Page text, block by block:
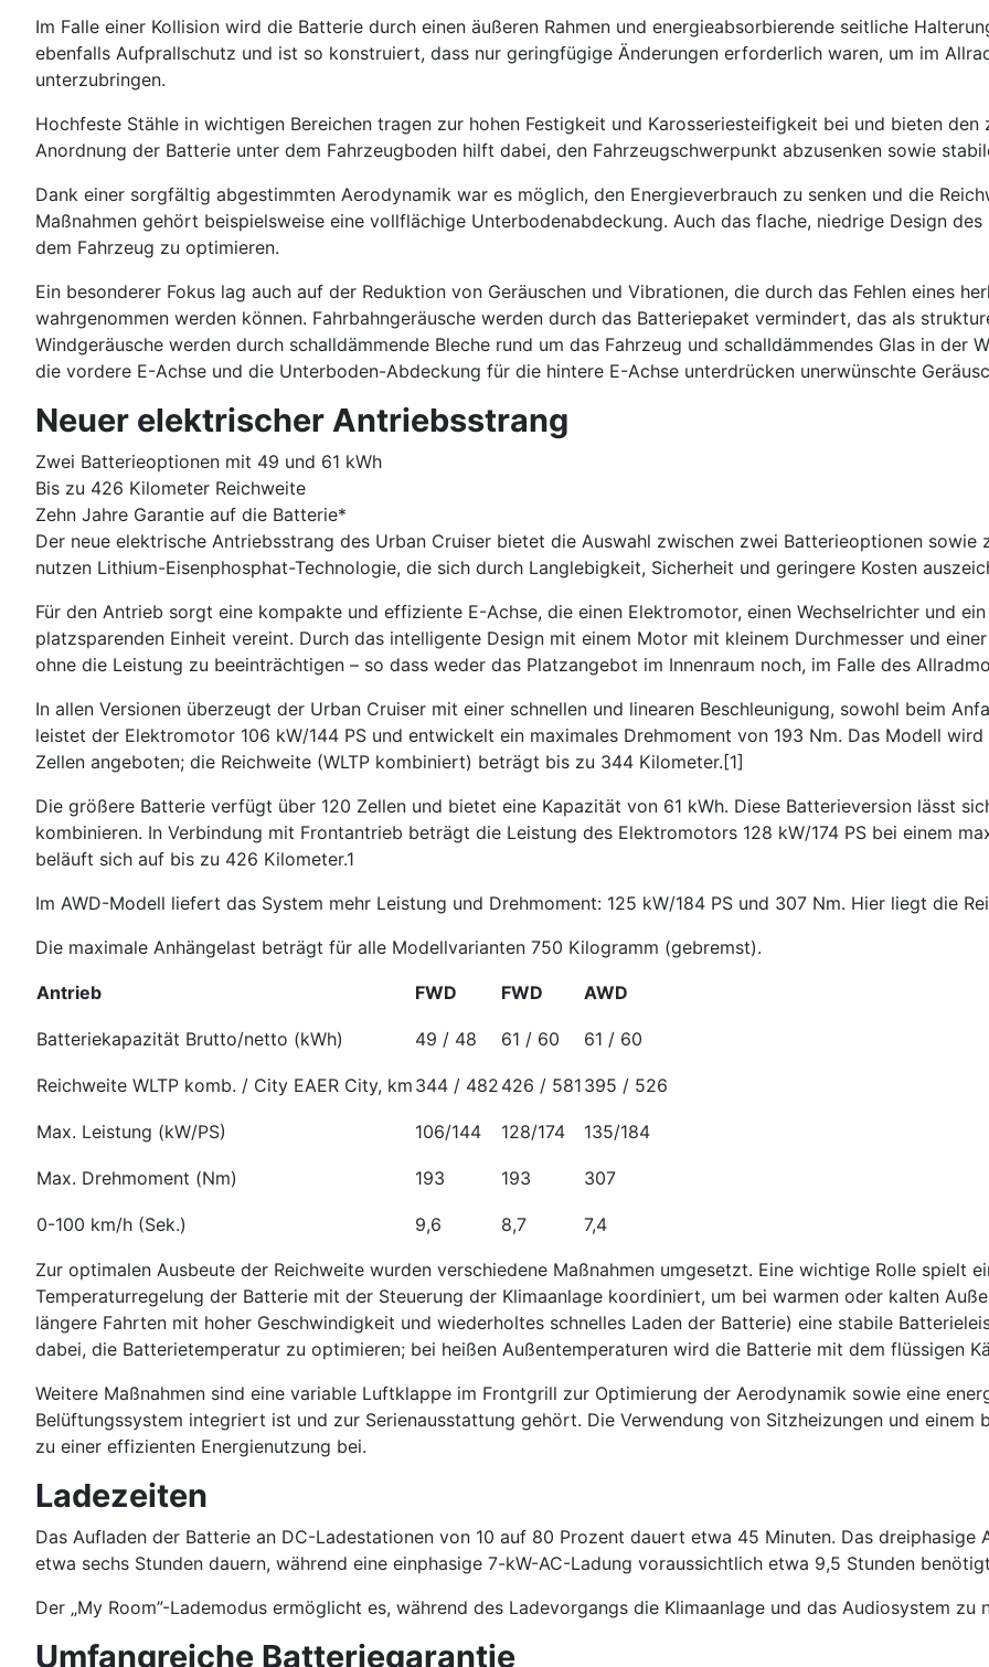
Im Falle einer Kollision wird die Batterie durch einen äußeren Rahmen und energieabsorbierende seitliche
ebenfalls Aufprallschutz und ist so konstruiert, dass nur geringfügige Änderungen erforderlich waren, um im
unterzubringen.
Hochfeste Stähle in wichtigen Bereichen tragen zur hohen Festigkeit und Karosseriesteifigkeit bei und bieten
Anordnung der Batterie unter dem Fahrzeugboden hilft dabei, den Fahrzeugschwerpunkt abzusenken sowie
Dank einer sorgfältig abgestimmten Aerodynamik war es möglich, den Energieverbrauch zu senken und die
Maßnahmen gehört beispielsweise eine vollflächige Unterbodenabdeckung. Auch das flache, niedrige Design
dem Fahrzeug zu optimieren.
Ein besonderer Fokus lag auch auf der Reduktion von Geräuschen und Vibrationen, die durch das Fehlen eines
wahrgenommen werden können. Fahrbahngeräusche werden durch das Batteriepaket vermindert, das als
Windgeräusche werden durch schalldämmende Bleche rund um das Fahrzeug und schalldämmendes Glas in der
die vordere E-Achse und die Unterboden-Abdeckung für die hintere E-Achse unterdrücken unerwünschte
Neuer elektrischer Antriebsstrang
Zwei Batterieoptionen mit 49 und 61 kWh
Bis zu 426 Kilometer Reichweite
Zehn Jahre Garantie auf die Batterie*
Der neue elektrische Antriebsstrang des Urban Cruiser bietet die Auswahl zwischen zwei Batterieoptionen
nutzen Lithium-Eisenphosphat-Technologie, die sich durch Langlebigkeit, Sicherheit und geringere Kosten
Für den Antrieb sorgt eine kompakte und effiziente E-Achse, die einen Elektromotor, einen Wechselrichter und
platzsparenden Einheit vereint. Durch das intelligente Design mit einem Motor mit kleinem Durchmesser und
ohne die Leistung zu beeinträchtigen – so dass weder das Platzangebot im Innenraum noch, im Falle des
In allen Versionen überzeugt der Urban Cruiser mit einer schnellen und linearen Beschleunigung, sowohl beim
leistet der Elektromotor 106 kW/144 PS und entwickelt ein maximales Drehmoment von 193 Nm. Das Modell
Zellen angeboten; die Reichweite (WLTP kombiniert) beträgt bis zu 344 Kilometer.[1]
Die größere Batterie verfügt über 120 Zellen und bietet eine Kapazität von 61 kWh. Diese Batterieversion lässt
kombinieren. In Verbindung mit Frontantrieb beträgt die Leistung des Elektromotors 128 kW/174 PS bei einem
beläuft sich auf bis zu 426 Kilometer.1
Im AWD-Modell liefert das System mehr Leistung und Drehmoment: 125 kW/184 PS und 307 Nm. Hier liegt die
Die maximale Anhängelast beträgt für alle Modellvarianten 750 Kilogramm (gebremst).
Antrieb FWD FWD AWD
Batteriekapazität Brutto/netto (kWh) 49 / 48 61 / 60 61 / 60
Reichweite WLTP komb. / City EAER City, km 344 / 482 426 / 581 395 / 526
Max. Leistung (kW/PS) 106/144 128/174 135/184
Max. Drehmoment (Nm) 193 193 307
0-100 km/h (Sek.) 9,6 8,7 7,4
Zur optimalen Ausbeute der Reichweite wurden verschiedene Maßnahmen umgesetzt. Eine wichtige Rolle spielt
Temperaturregelung der Batterie mit der Steuerung der Klimaanlage koordiniert, um bei warmen oder kalten
längere Fahrten mit hoher Geschwindigkeit und wiederholtes schnelles Laden der Batterie) eine stabile
dabei, die Batterietemperatur zu optimieren; bei heißen Außentemperaturen wird die Batterie mit dem flüssigen
Weitere Maßnahmen sind eine variable Luftklappe im Frontgrill zur Optimierung der Aerodynamik sowie eine
Belüftungssystem integriert ist und zur Serienausstattung gehört. Die Verwendung von Sitzheizungen und
zu einer effizienten Energienutzung bei.
Ladezeiten
Das Aufladen der Batterie an DC-Ladestationen von 10 auf 80 Prozent dauert etwa 45 Minuten. Das dreiphasige
etwa sechs Stunden dauern, während eine einphasige 7-kW-AC-Ladung voraussichtlich etwa 9,5 Stunden
Der „My Room”-Lademodus ermöglicht es, während des Ladevorgangs die Klimaanlage und das Audiosystem zu
Umfangreiche Batteriegarantie